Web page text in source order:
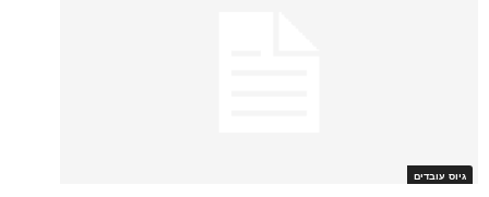
גיוס עובדים